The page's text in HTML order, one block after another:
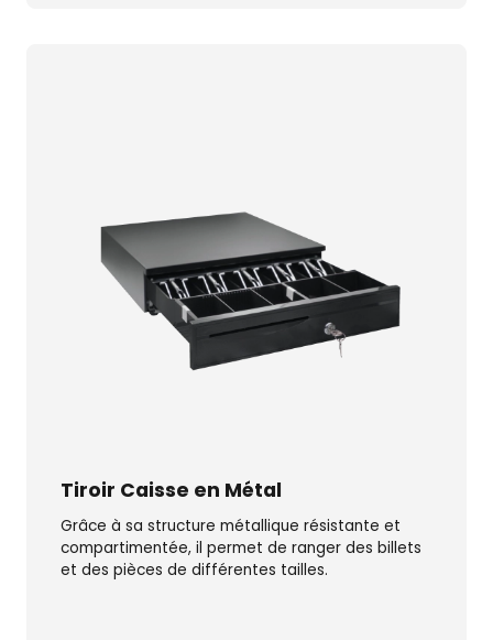
Tiroir Caisse en Métal
Grâce à sa structure métallique résistante et
compartimentée, il permet de ranger des billets
et des pièces de différentes tailles.